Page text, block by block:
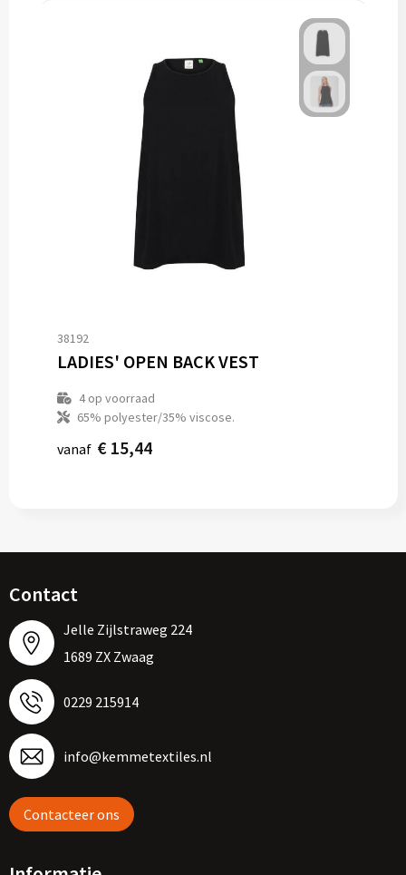
38192
LADIES' OPEN BACK VEST
4op voorraad
65% polyester/35% viscose.
vanaf € 15,44
Contact
Jelle Zijlstraweg 224
1689 ZX Zwaag
0229 215914
info@kemmetextiles.nl
Contacteer ons